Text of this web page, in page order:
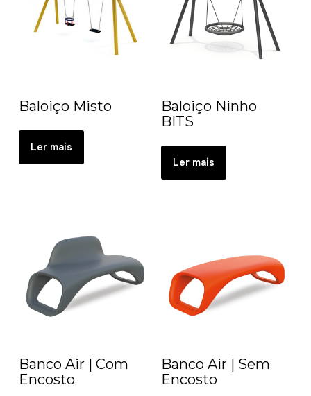
Baloiço Misto
Ler mais
Baloiço Ninho
BITS
Ler mais
Banco Air | Com
Encosto
Banco Air | Sem
Encosto